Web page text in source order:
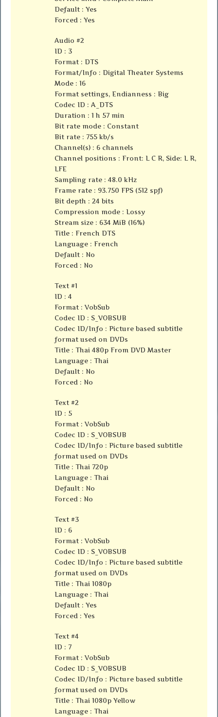
Default : Yes
Forced : Yes
Audio #2
ID : 3
Format : DTS
Format/Info : Digital Theater Systems
Mode : 16
Format settings, Endianness : Big
Codec ID : A_DTS
Duration : 1 h 57 min
Bit rate mode : Constant
Bit rate : 755 kb/s
Channel(s) : 6 channels
Channel positions : Front: L C R, Side: L R,
LFE
Sampling rate : 48.0 kHz
Frame rate : 93.750 FPS (512 spf)
Bit depth : 24 bits
Compression mode : Lossy
Stream size : 634 MiB (16%)
Title : French DTS
Language : French
Default : No
Forced : No
Text #1
ID : 4
Format : VobSub
Codec ID : S_VOBSUB
Codec ID/Info : Picture based subtitle
format used on DVDs
Title : Thai 480p From DVD Master
Language : Thai
Default : No
Forced : No
Text #2
ID : 5
Format : VobSub
Codec ID : S_VOBSUB
Codec ID/Info : Picture based subtitle
format used on DVDs
Title : Thai 720p
Language : Thai
Default : No
Forced : No
Text #3
ID : 6
Format : VobSub
Codec ID : S_VOBSUB
Codec ID/Info : Picture based subtitle
format used on DVDs
Title : Thai 1080p
Language : Thai
Default : Yes
Forced : Yes
Text #4
ID : 7
Format : VobSub
Codec ID : S_VOBSUB
Codec ID/Info : Picture based subtitle
format used on DVDs
Title : Thai 1080p Yellow
Language : Thai